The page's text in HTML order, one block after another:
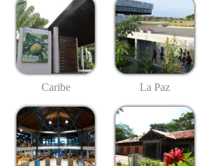
Caribe La Paz